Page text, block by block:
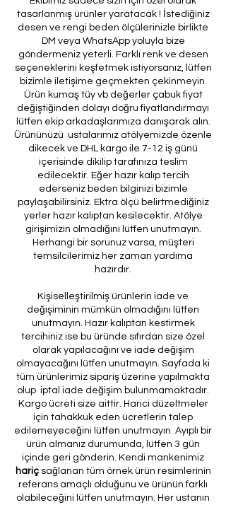
tasarlanmış ürünler yaratacak ! İstediğiniz
desen ve rengi beden ölçülerinizle birlikte
DM veya WhatsApp yoluyla bize
göndermeniz yeterli. Farklı renk ve desen
seçeneklerini keşfetmek istiyorsanız, lütfen
bizimle iletişime geçmekten çekinmeyin.
Ürün kumaş tüy vb değerler çabuk fiyat
değiştiğinden dolayı doğru fiyatlandırmayı
lütfen ekip arkadaşlarımıza danışarak alın.
Ürününüzü ustalarımız atölyemizde özenle
dikecek ve DHL kargo ile 7-12 iş günü
içerisinde dikilip tarafınıza teslim
edilecektir. Eğer hazır kalıp tercih
ederseniz beden bilginizi bizimle
paylaşabilirsiniz. Ektra ölçü belirtmediğiniz
yerler hazır kalıptan kesilecektir. Atölye
girişimizin olmadığını lütfen unutmayın.
Herhangi bir sorunuz varsa, müşteri
temsilcilerimiz her zaman yardıma
hazırdır.
Kişiselleştirilmiş ürünlerin iade ve
değişiminin mümkün olmadığını lütfen
unutmayın. Hazır kalıptan kestirmek
tercihiniz ise bu üründe sıfırdan size özel
olarak yapılacağını ve iade değişim
olmayacağını lütfen unutmayın. Sayfada ki
tüm ürünlerimiz sipariş üzerine yapılmakta
olup iptal iade değişim bulunmamaktadır.
Kargo ücreti size aittir. Harici düzeltmeler
için tahakkuk eden ücretlerin talep
edilemeyeceğini lütfen unutmayın. Ayıplı bir
ürün almanız durumunda, lütfen 3 gün
içinde geri gönderin. Kendi mankenimiz
hariçsağlanan tüm örnek ürün resimlerinin
referans amaçlı olduğunu ve ürünün farklı
olabileceğini lütfen unutmayın. Her ustanın